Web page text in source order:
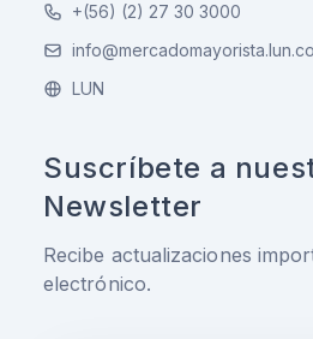
+(56) (2) 27 30 3000
LUN
Suscríbete a
Newsletter
Recibe actualizaciones
electrónico.